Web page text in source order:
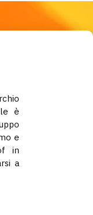
è
e
in
a